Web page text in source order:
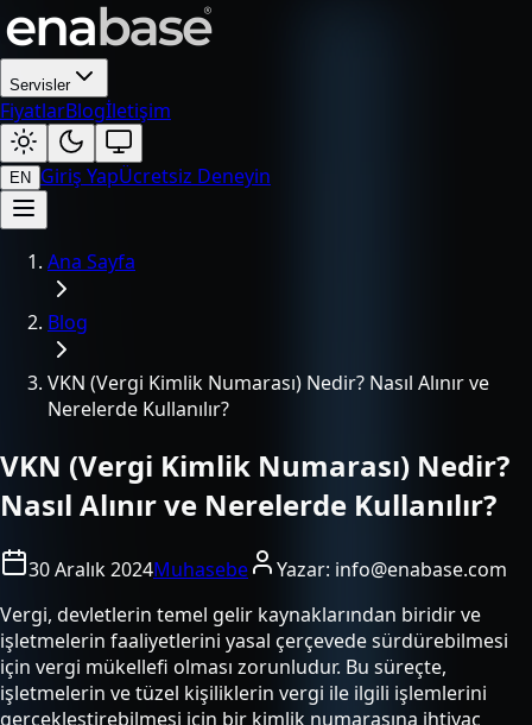
Servisler
FiyatlarBlogİletişim
EN Giriş YapÜcretsiz Deneyin
Ana Sayfa
Blog
VKN (Vergi Kimlik Numarası) Nedir? Nasıl Alınır ve
Nerelerde Kullanılır?
VKN (Vergi Kimlik Numarası) Nedir?
Nasıl Alınır ve Nerelerde Kullanılır?
30 Aralık 2024Muhasebe Yazar: info@enabase.com
Vergi, devletlerin temel gelir kaynaklarından biridir ve
işletmelerin faaliyetlerini yasal çerçevede sürdürebilmesi
için vergi mükellefi olması zorunludur. Bu süreçte,
işletmelerin ve tüzel kişiliklerin vergi ile ilgili işlemlerini
gerçekleştirebilmesi için bir kimlik numarasına ihtiyaç